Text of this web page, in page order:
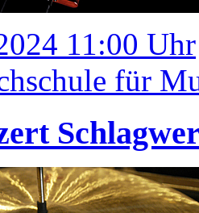
11:00 Uhr
für